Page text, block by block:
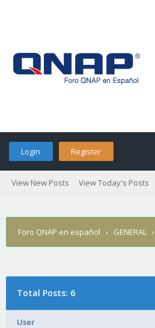
Login Register
View New Posts View Today's Posts
Foro QNAP en español › GENERAL ›
Total Posts: 6
User